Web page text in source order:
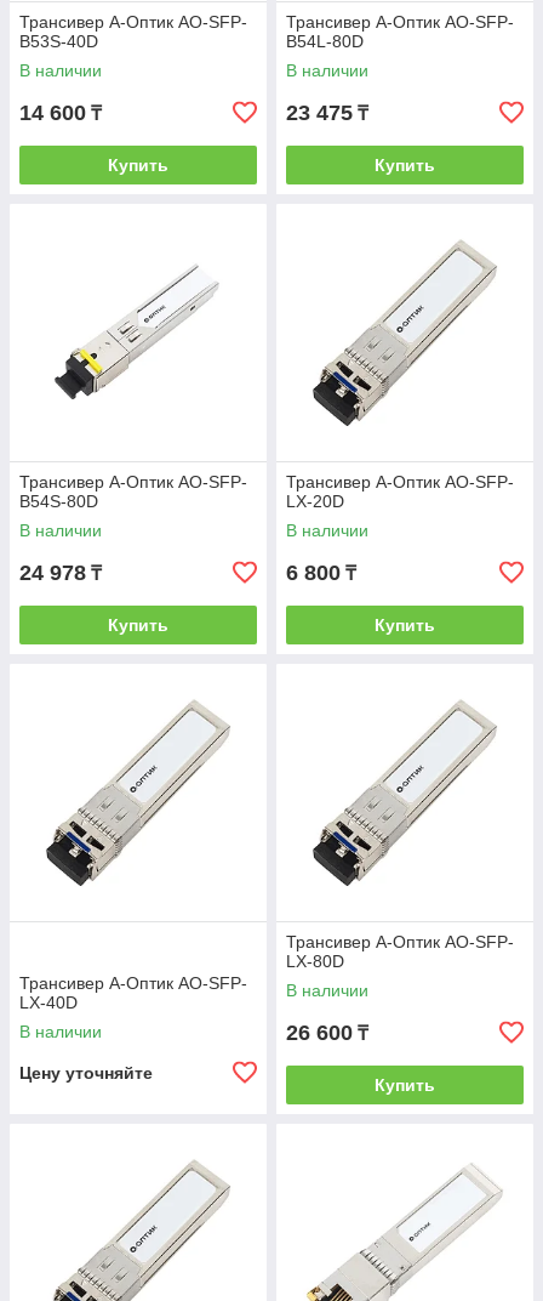
Трансивер А-Оптик AO-SFP-
B53S-40D
В наличии
14 600 ₸
Купить
Трансивер А-Оптик AO-SFP-
B54L-80D
В наличии
23 475 ₸
Купить
Трансивер А-Оптик AO-SFP-
B54S-80D
В наличии
24 978 ₸
Купить
Трансивер А-Оптик AO-SFP-
LX-20D
В наличии
6 800 ₸
Купить
Трансивер А-Оптик AO-SFP-
LX-40D
В наличии
Цену уточняйте
Трансивер А-Оптик AO-SFP-
LX-80D
В наличии
26 600 ₸
Купить